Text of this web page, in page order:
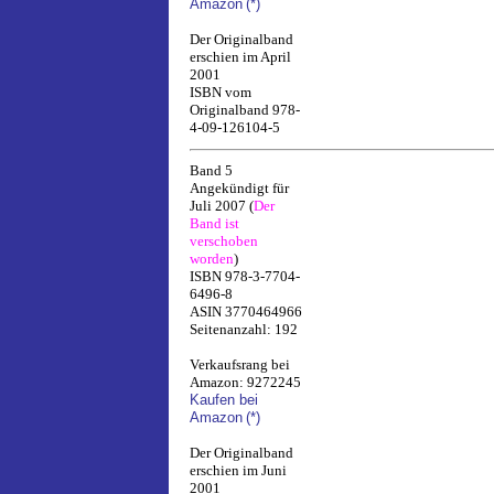
Amazon (*)
Der Originalband
erschien im April
2001
ISBN vom
Originalband 978-
4-09-126104-5
Band 5
Angekündigt für
Juli 2007 (Der
Band ist
verschoben
worden)
ISBN 978-3-7704-
6496-8
ASIN 3770464966
Seitenanzahl: 192
Verkaufsrang bei
Amazon: 9272245
Kaufen bei
Amazon (*)
Der Originalband
erschien im Juni
2001